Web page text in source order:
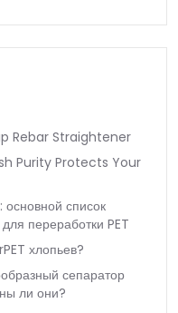
Rebar Straightener
Purity Protects Your
основной список
переработки PET
хлопьев?
сепаратор
ли они?